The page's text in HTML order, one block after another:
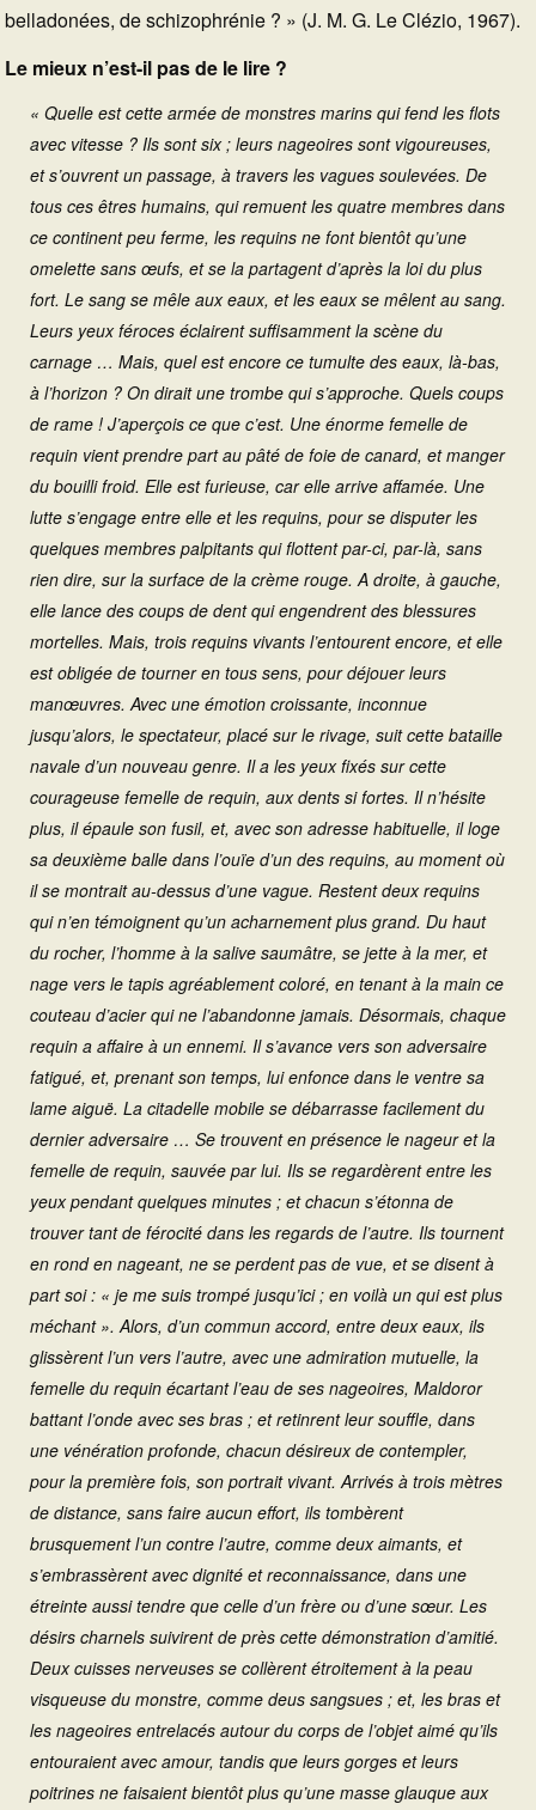
belladonées, de schizophrénie ? » (J. M. G. Le Clézio, 1967).
Le mieux n’est-il pas de le lire ?
« Quelle est cette armée de monstres marins qui fend les flots
avec vitesse ? Ils sont six ; leurs nageoires sont vigoureuses,
et s’ouvrent un passage, à travers les vagues soulevées. De
tous ces êtres humains, qui remuent les quatre membres dans
ce continent peu ferme, les requins ne font bientôt qu’une
omelette sans œufs, et se la partagent d’après la loi du plus
fort. Le sang se mêle aux eaux, et les eaux se mêlent au sang.
Leurs yeux féroces éclairent suffisamment la scène du
carnage … Mais, quel est encore ce tumulte des eaux, là-bas,
à l’horizon ? On dirait une trombe qui s’approche. Quels coups
de rame ! J’aperçois ce que c’est. Une énorme femelle de
requin vient prendre part au pâté de foie de canard, et manger
du bouilli froid. Elle est furieuse, car elle arrive affamée. Une
lutte s’engage entre elle et les requins, pour se disputer les
quelques membres palpitants qui flottent par-ci, par-là, sans
rien dire, sur la surface de la crème rouge. A droite, à gauche,
elle lance des coups de dent qui engendrent des blessures
mortelles. Mais, trois requins vivants l’entourent encore, et elle
est obligée de tourner en tous sens, pour déjouer leurs
manœuvres. Avec une émotion croissante, inconnue
jusqu’alors, le spectateur, placé sur le rivage, suit cette bataille
navale d’un nouveau genre. Il a les yeux fixés sur cette
courageuse femelle de requin, aux dents si fortes. Il n’hésite
plus, il épaule son fusil, et, avec son adresse habituelle, il loge
sa deuxième balle dans l’ouïe d’un des requins, au moment où
il se montrait au-dessus d’une vague. Restent deux requins
qui n’en témoignent qu’un acharnement plus grand. Du haut
du rocher, l’homme à la salive saumâtre, se jette à la mer, et
nage vers le tapis agréablement coloré, en tenant à la main ce
couteau d’acier qui ne l’abandonne jamais. Désormais, chaque
requin a affaire à un ennemi. Il s’avance vers son adversaire
fatigué, et, prenant son temps, lui enfonce dans le ventre sa
lame aiguë. La citadelle mobile se débarrasse facilement du
dernier adversaire … Se trouvent en présence le nageur et la
femelle de requin, sauvée par lui. Ils se regardèrent entre les
yeux pendant quelques minutes ; et chacun s’étonna de
trouver tant de férocité dans les regards de l’autre. Ils tournent
en rond en nageant, ne se perdent pas de vue, et se disent à
part soi : « je me suis trompé jusqu’ici ; en voilà un qui est plus
méchant ». Alors, d’un commun accord, entre deux eaux, ils
glissèrent l’un vers l’autre, avec une admiration mutuelle, la
femelle du requin écartant l’eau de ses nageoires, Maldoror
battant l’onde avec ses bras ; et retinrent leur souffle, dans
une vénération profonde, chacun désireux de contempler,
pour la première fois, son portrait vivant. Arrivés à trois mètres
de distance, sans faire aucun effort, ils tombèrent
brusquement l’un contre l’autre, comme deux aimants, et
s’embrassèrent avec dignité et reconnaissance, dans une
étreinte aussi tendre que celle d’un frère ou d’une sœur. Les
désirs charnels suivirent de près cette démonstration d’amitié.
Deux cuisses nerveuses se collèrent étroitement à la peau
visqueuse du monstre, comme deus sangsues ; et, les bras et
les nageoires entrelacés autour du corps de l’objet aimé qu’ils
entouraient avec amour, tandis que leurs gorges et leurs
poitrines ne faisaient bientôt plus qu’une masse glauque aux